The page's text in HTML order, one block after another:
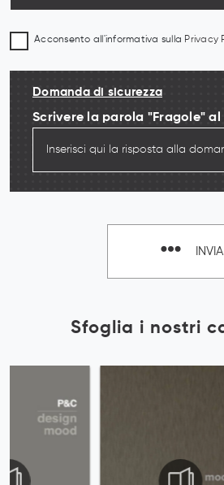
Sfoglia i nostri
Acconsento all'informativa sulla Privacy
Domanda di sicurezza
Scrivere la parola "Fragole" al
INVIA